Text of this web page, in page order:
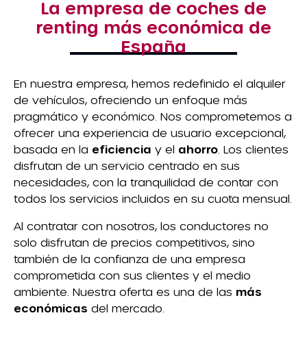
La empresa de coches de
renting más económica de
España
En nuestra empresa, hemos redefinido el alquiler
de vehículos, ofreciendo un enfoque más
pragmático y económico. Nos comprometemos a
ofrecer una experiencia de usuario excepcional,
basada en la eficiencia y el ahorro . Los clientes
disfrutan de un servicio centrado en sus
necesidades, con la tranquilidad de contar con
todos los servicios incluidos en su cuota mensual.
Al contratar con nosotros, los conductores no
solo disfrutan de precios competitivos, sino
también de la confianza de una empresa
comprometida con sus clientes y el medio
ambiente. Nuestra oferta es una de las más
económicas del mercado.